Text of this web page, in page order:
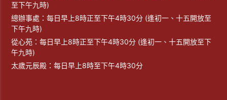
至下午九時)
總辦事處：每日早上8時正至下午4時30分 (逢初一、十五開放至
下午九時)
從心苑：每日早上8時正至下午4時30分 (逢初一、十五開放至下
午九時)
太歲元辰殿：每日早上8時至下午4時30分